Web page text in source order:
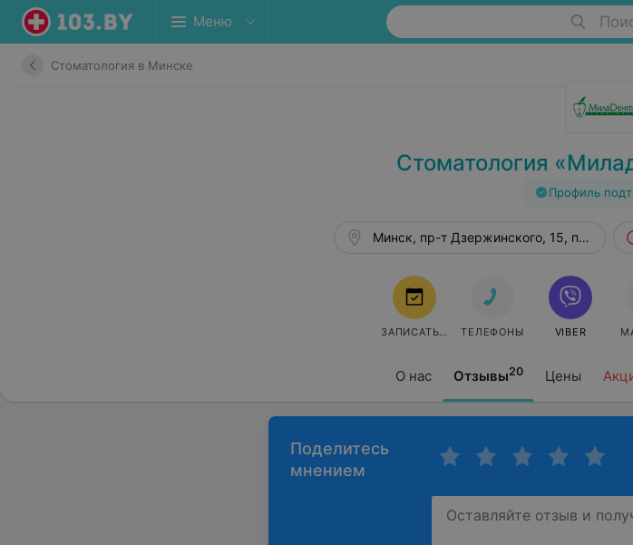
Меню
Стоматология в Минске
Стоматология
Профиль
О нас Отзывы20 Цены
Минск, пр-т Дзержинского, 15, пом. 844
ЗАПИСАТЬСЯ ТЕЛЕФОНЫ VIBER
Поделитесь
мнением